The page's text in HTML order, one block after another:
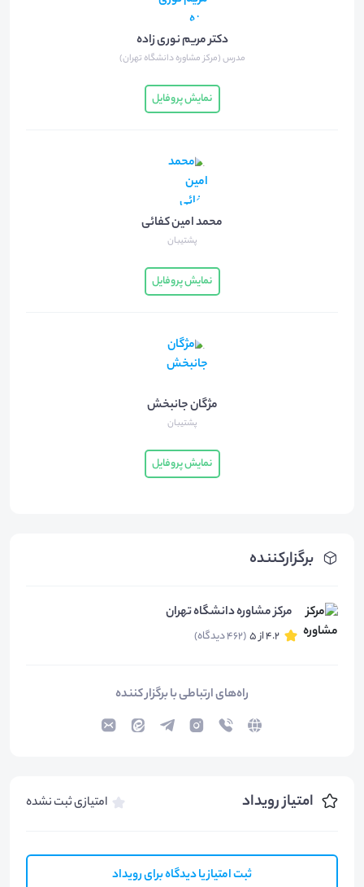
برگزارکننده
مرکز مشاوره دانشگاه تهران
4.2 از 5 (462 دیدگاه)
راه‌های ارتباطی با برگزار کننده
امتیاز رویداد امتیازی ثبت نشده
ثبت امتیاز یا دیدگاه برای رویداد
دکتر مریم نوری زاده
مدرس (مرکز مشاوره دانشگاه تهران)
نمایش پروفایل
محمد امین کفائی
پشتیبان
نمایش پروفایل
مژگان جانبخش
پشتیبان
نمایش پروفایل